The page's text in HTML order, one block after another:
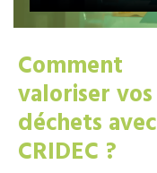
Comment
valoriser vos
déchets avec
CRIDEC ?